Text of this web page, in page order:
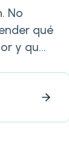
No
qué
y qu...